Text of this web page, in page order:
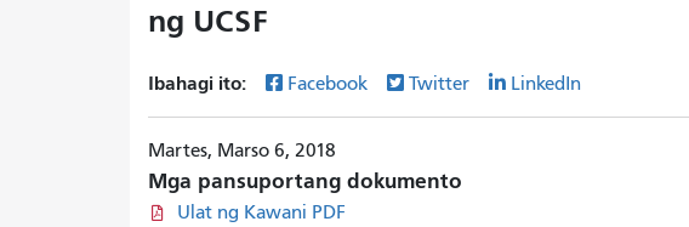
ng UCSF
Ibahagi ito: Facebook Twitter LinkedIn
Martes, Marso 6, 2018
Mga pansuportang dokumento
Ulat ng Kawani PDF